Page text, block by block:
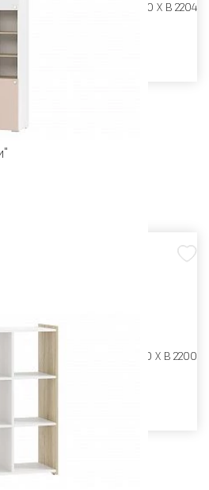
Ш 482 X Г 400 X В 2204
Ш 452 X Г 460 X В 2200